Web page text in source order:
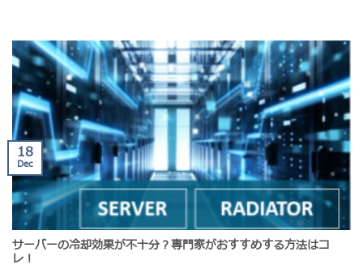
サーバーの冷却効果が不十分？専門家がおすすめする方法はコ
レ！
18
Dec